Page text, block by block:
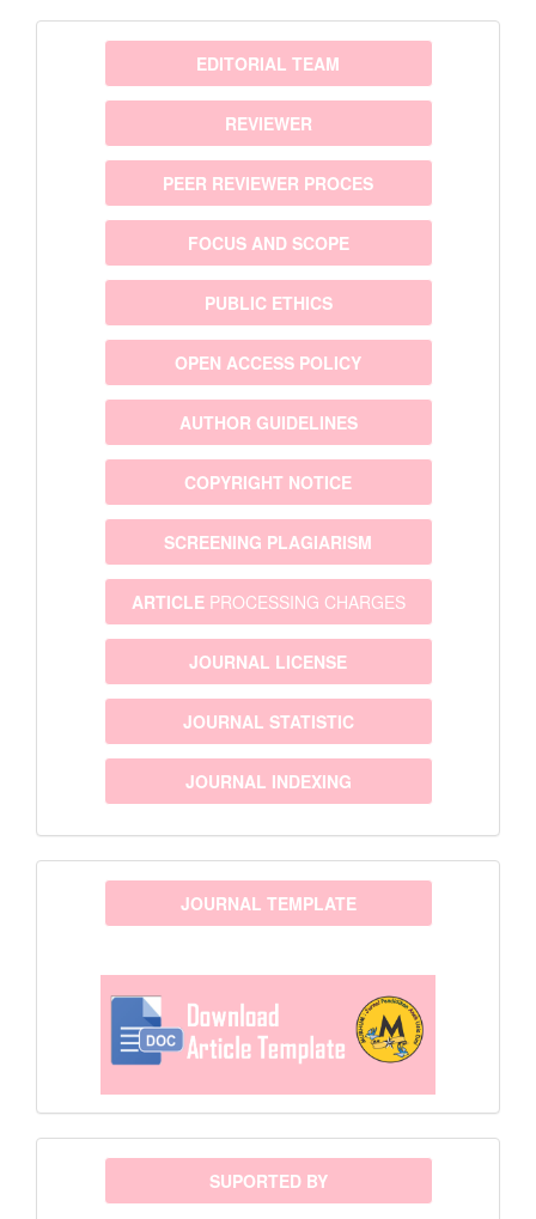
menu EDITORIAL TEAM
REVIEWER
PEER REVIEWER PROCES
FOCUS AND SCOPE
PUBLIC ETHICS
OPEN ACCESS POLICY
AUTHOR GUIDELINES
COPYRIGHT NOTICE
SCREENING PLAGIARISM
ARTICLEPROCESSING CHARGES
JOURNAL LICENSE
JOURNAL STATISTIC
JOURNAL INDEXING
templateJOURNAL TEMPLATE
sponsor SUPORTED BY